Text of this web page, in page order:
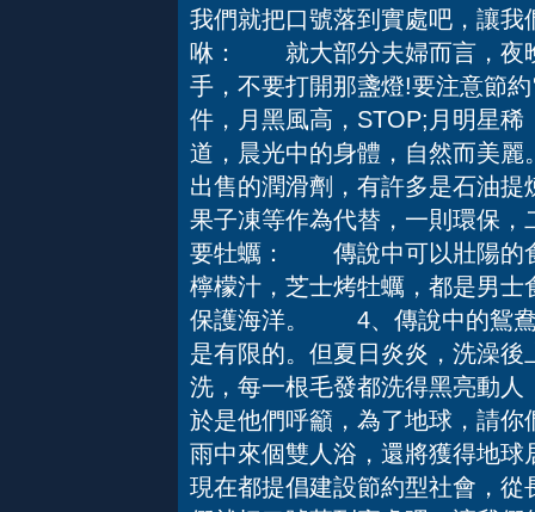
我們就把口號落到實處吧，讓
咻： 就大部分夫婦而言，夜
手，不要打開那盞燈!要注意節
件，月黑風高，STOP;月明星
道，晨光中的身體，自然而
出售的潤滑劑，有許多是石油
果子凍等作為代替，一則環保
要牡蠣： 傳說中可以壯陽的
檸檬汁，芝士烤牡蠣，都是男士
保護海洋。 4、傳說中的鴛
是有限的。但夏日炎炎，洗澡
洗，每一根毛發都洗得黑亮動
於是他們呼籲，為了地球，請
雨中來個雙人浴，還將獲得地
現在都提倡建設節約型社會，